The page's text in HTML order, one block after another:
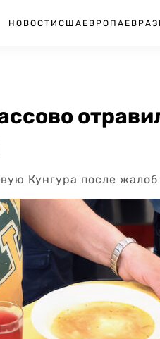
НОВОСТИ США ЕВРОПА
Кунгура после